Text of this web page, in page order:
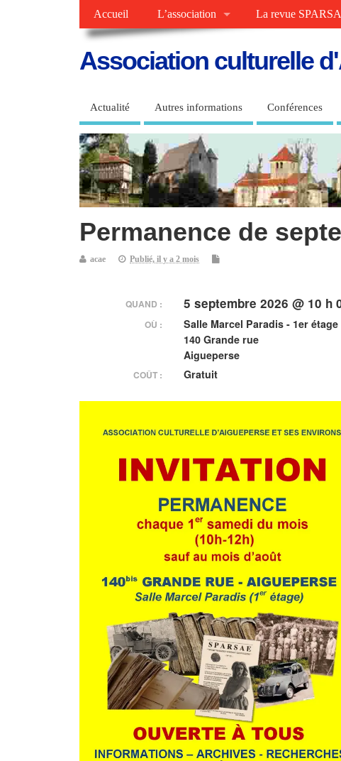
Accueil L’association La revue
Association culturelle
Actualité Autres informations Conférences
Permanence de
acae Publié, il y a 2 mois
QUAND : 5 septembre 2026 @ 10 h
OÙ :
Salle Marcel Paradis - 1er étage
140 Grande rue
Aigueperse
COÛT : Gratuit